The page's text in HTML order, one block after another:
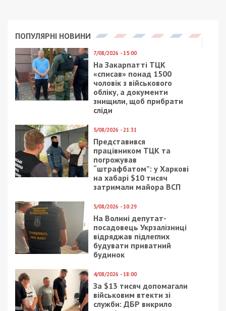
ПОПУЛЯРНІ НОВИНИ
7/08/2026 - 15:00
На Закарпатті ТЦК
«списав» понад 1500
чоловік з військового
обліку, а документи
знищили, щоб прибрати
сліди
5/08/2026 - 21:31
Представився
працівником ТЦК та
погрожував
“штрафбатом”: у Харкові
на хабарі $10 тисяч
затримали майора ВСП
5/08/2026 - 10:29
На Волині депутат-
посадовець Укрзалізниці
відряджав підлеглих
будувати приватний
будинок
4/08/2026 - 18:00
За $13 тисяч допомагали
військовим втекти зі
служби: ДБР викрило